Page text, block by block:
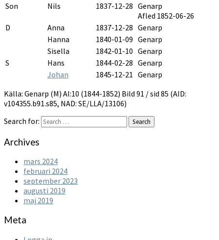
Son
Nils 1837-12-28 Genarp
Afled 1852-06-26
D
Anna 1837-12-28 Genarp
Hanna
1840-01-09 Genarp
Sisella
1842-01-10 Genarp
S
Hans 1844-02-28 Genarp
Johan
1845-12-21 Genarp
Källa: Genarp (M) AI:10 (1844-1852) Bild 91 / sid 85 (AID:
v104355.b91.s85, NAD: SE/LLA/13106)
Search for:
Search
Archives
mars 2024
februari 2024
september 2023
augusti 2019
maj 2019
Meta